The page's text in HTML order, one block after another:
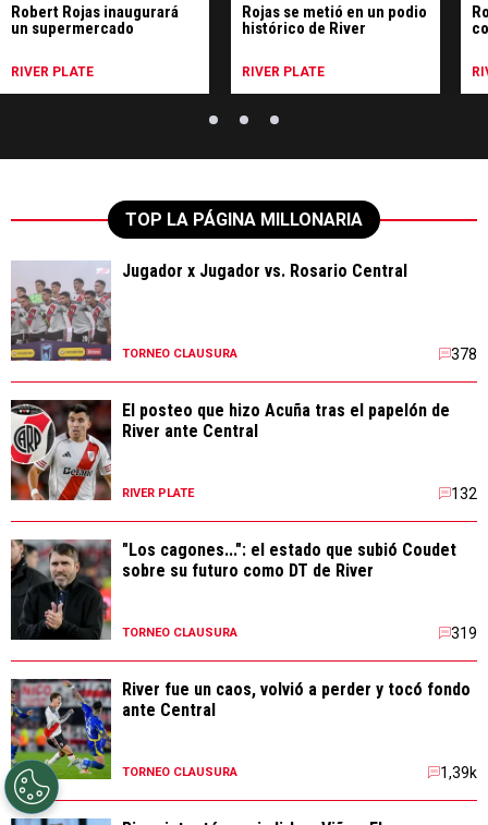
Robert Rojas inaugurará
un supermercado
RIVER PLATE
Rojas se metió en un podio
histórico de River
RIVER PLATE
TOP LA PÁGINA MILLONARIA
Jugador x Jugador vs. Rosario Central
TORNEO CLAUSURA 378
El posteo que hizo Acuña tras el papelón de
River ante Central
RIVER PLATE 132
"Los cagones...": el estado que subió Coudet
sobre su futuro como DT de River
TORNEO CLAUSURA 319
River fue un caos, volvió a perder y tocó fondo
ante Central
TORNEO CLAUSURA 1,39k